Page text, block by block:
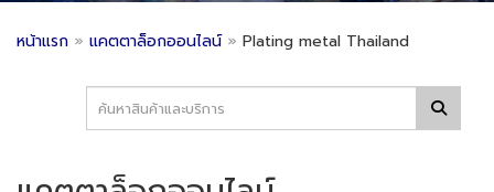
หน้าแรก » แคตตาล็อกออนไลน์ » Plating metal Thailand